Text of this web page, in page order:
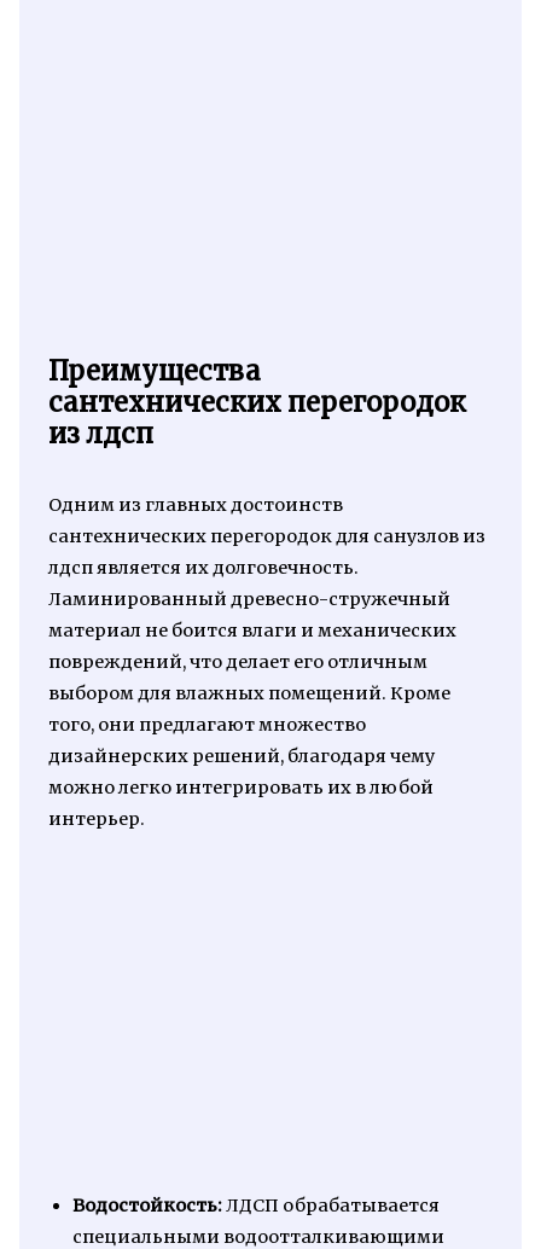
Преимущества
сантехнических перегородок
из лдсп
Одним из главных достоинств
сантехнических перегородок для санузлов из
лдсп является их долговечность.
Ламинированный древесно-стружечный
материал не боится влаги и механических
повреждений, что делает его отличным
выбором для влажных помещений. Кроме
того, они предлагают множество
дизайнерских решений, благодаря чему
можно легко интегрировать их в любой
интерьер.
Водостойкость:ЛДСП обрабатывается
специальными водоотталкивающими